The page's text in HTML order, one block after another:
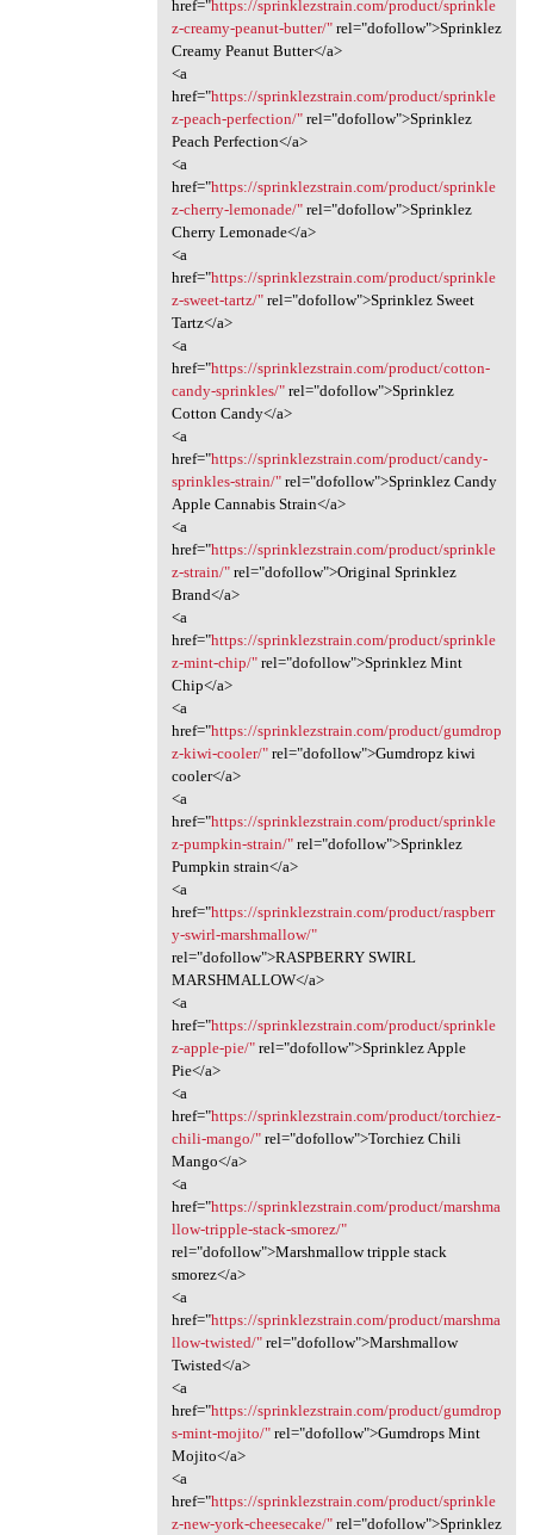
href="https://sprinklezstrain.com/product/sprinkle
z-creamy-peanut-butter/"rel="dofollow">Sprinklez
Creamy Peanut Butter</a>
<a
href="https://sprinklezstrain.com/product/sprinkle
z-peach-perfection/"rel="dofollow">Sprinklez
Peach Perfection</a>
<a
href="https://sprinklezstrain.com/product/sprinkle
z-cherry-lemonade/"rel="dofollow">Sprinklez
Cherry Lemonade</a>
<a
href="https://sprinklezstrain.com/product/sprinkle
z-sweet-tartz/"rel="dofollow">Sprinklez Sweet
Tartz</a>
<a
href="https://sprinklezstrain.com/product/cotton-
candy-sprinkles/"rel="dofollow">Sprinklez
Cotton Candy</a>
<a
href="https://sprinklezstrain.com/product/candy-
sprinkles-strain/"rel="dofollow">Sprinklez Candy
Apple Cannabis Strain</a>
<a
href="https://sprinklezstrain.com/product/sprinkle
z-strain/"rel="dofollow">Original Sprinklez
Brand</a>
<a
href="https://sprinklezstrain.com/product/sprinkle
z-mint-chip/"rel="dofollow">Sprinklez Mint
Chip</a>
<a
href="https://sprinklezstrain.com/product/gumdrop
z-kiwi-cooler/"rel="dofollow">Gumdropz kiwi
cooler</a>
<a
href="https://sprinklezstrain.com/product/sprinkle
z-pumpkin-strain/"rel="dofollow">Sprinklez
Pumpkin strain</a>
<a
href="https://sprinklezstrain.com/product/raspberr
y-swirl-marshmallow/"
rel="dofollow">RASPBERRY SWIRL
MARSHMALLOW</a>
<a
href="https://sprinklezstrain.com/product/sprinkle
z-apple-pie/"rel="dofollow">Sprinklez Apple
Pie</a>
<a
href="https://sprinklezstrain.com/product/torchiez-
chili-mango/"rel="dofollow">Torchiez Chili
Mango</a>
<a
href="https://sprinklezstrain.com/product/marshma
llow-tripple-stack-smorez/"
rel="dofollow">Marshmallow tripple stack
smorez</a>
<a
href="https://sprinklezstrain.com/product/marshma
llow-twisted/"rel="dofollow">Marshmallow
Twisted</a>
<a
href="https://sprinklezstrain.com/product/gumdrop
s-mint-mojito/"rel="dofollow">Gumdrops Mint
Mojito</a>
<a
href="https://sprinklezstrain.com/product/sprinkle
z-new-york-cheesecake/"rel="dofollow">Sprinklez